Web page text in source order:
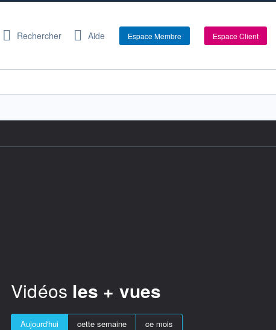
Rechercher Aide Espace Membre Espace Client
Vidéos les + vues
Aujourd'hui cette semaine ce mois